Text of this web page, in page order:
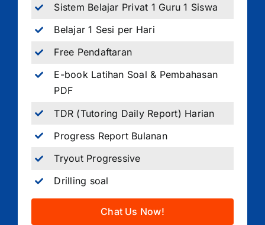
Sistem Belajar Privat 1 Guru 1 Siswa
Belajar 1 Sesi per Hari
Free Pendaftaran
E-book Latihan Soal & Pembahasan
PDF
TDR (Tutoring Daily Report) Harian
Progress Report Bulanan
Tryout Progressive
Drilling soal
Chat Us Now!